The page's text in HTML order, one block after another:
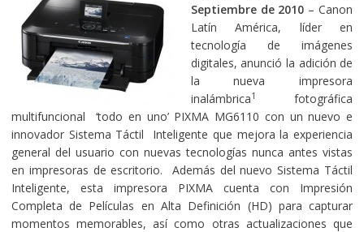
Septiembre de 2010 – Canon
Latín América, líder en
tecnología de imágenes
digitales, anunció la adición de
la nueva impresora
inalámbrica1fotográfica
multifuncional ‘todo en uno’ PIXMA MG6110 con un nuevo e
innovador Sistema Táctil Inteligente que mejora la experiencia
general del usuario con nuevas tecnologías nunca antes vistas
en impresoras de escritorio. Además del nuevo Sistema Táctil
Inteligente, esta impresora PIXMA cuenta con Impresión
Completa de Películas en Alta Definición (HD) para capturar
momentos memorables, así como otras actualizaciones que